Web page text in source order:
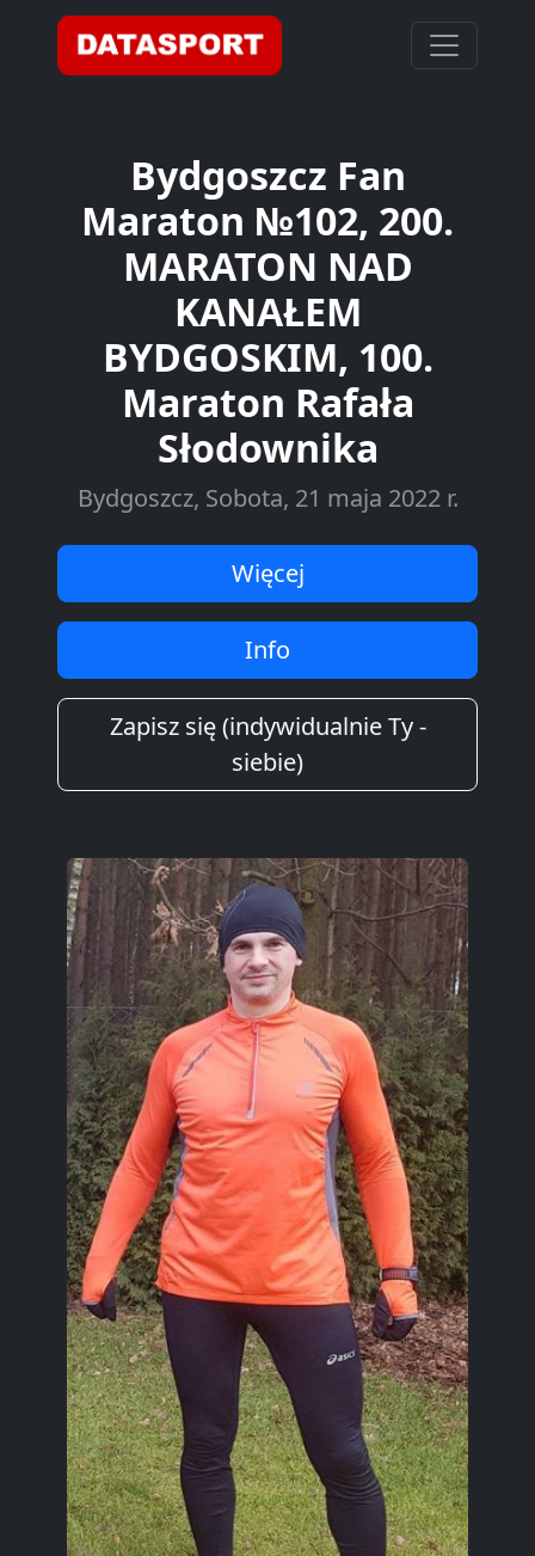
Bydgoszcz Fan
Maraton №102, 200.
MARATON NAD
KANAŁEM
BYDGOSKIM, 100.
Maraton Rafała
Słodownika
Bydgoszcz, Sobota, 21 maja 2022 r.
Więcej
Info
Zapisz się (indywidualnie Ty -
siebie)